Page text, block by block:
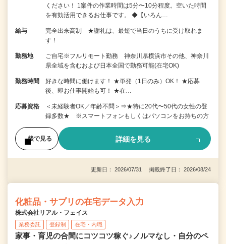
ください！ 1案件の作業時間は5分〜10分程度。空いた時間
を有効活用できるお仕事です。 ◆【いろん…
給与
完全出来高制 ★謝礼は、最短で当日のうちに受け取れま
す！
勤務地
ご自宅※フルリモート勤務 神奈川県横浜市その他、神奈川
県全域を含むおよび日本全国で勤務可能(在宅OK)
勤務時間
好きな時間に働けます！ ★単発（1日のみ）OK！ ★応募
後、即お仕事開始も可！ ★在…
応募資格
＜未経験者OK／年齢不問＞⇒★特に20代〜50代の女性の登
録多数★ ※スマートフォンもしくはパソコンをお持ちの方
後で見る 詳細を見る
更新日： 2026/07/31 掲載終了日： 2026/08/24
化粧品・サプリの在宅データ入力
株式会社リアル・フェイス
業務委託 登録制 在宅・内職
家事・育児の合間にコツコツ稼ぐ♪ノルマなし・自分のペ